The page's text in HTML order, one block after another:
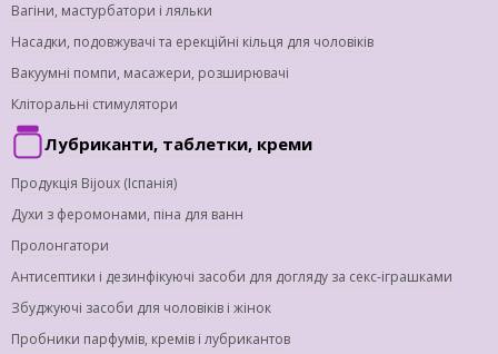
Вагіни, мастурбатори і ляльки
Насадки, подовжувачі та ерекційні кільця для чоловіків
Вакуумні помпи, масажери, розширювачі
Кліторальні стимулятори
Лубриканти, таблетки, креми
Продукція Bijoux (Іспанія)
Духи з феромонами, піна для ванн
Пролонгатори
Антисептики і дезинфікуючі засоби для догляду за секс-іграшками
Збуджуючі засоби для чоловіків і жінок
Пробники парфумів, кремів і лубрикантов